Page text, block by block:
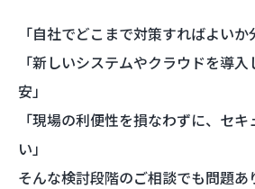
「自社でどこまで対策すればよいか
「新しいシステムやクラウドを導
安」
「現場の利便性を損なわずに、セ
い」
そんな検討段階のご相談でも問題あ